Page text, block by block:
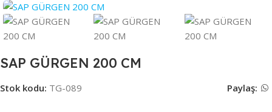
SAP GÜRGEN 200 CM
Stok kodu: TG-089 Paylaş: